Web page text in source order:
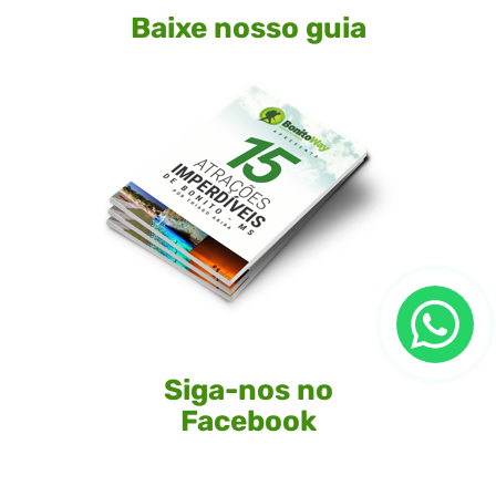
Baixe nosso guia
Siga-nos no
Facebook